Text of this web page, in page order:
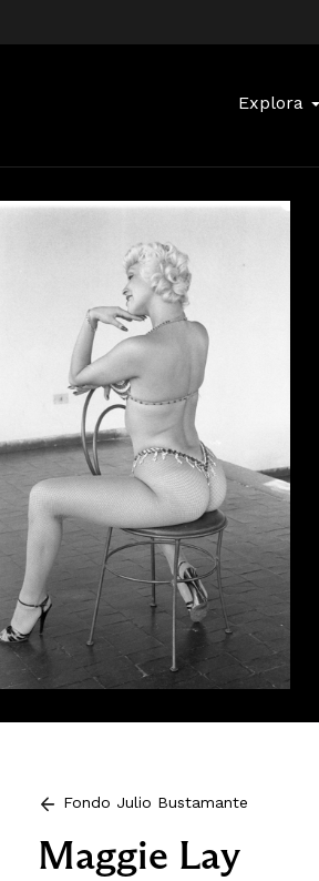
Explora
Fondo Julio Bustamante
Maggie Lay